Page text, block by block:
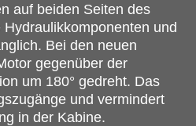
auf beiden Seiten des
und
Bei den neuen
gegenüber der
um 180° gedreht. Das
und vermindert
in der Kabine.